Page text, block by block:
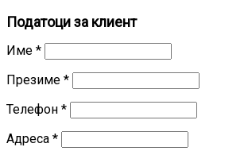
Податоци за клиент
Име *
Презиме *
Телефон *
Адреса *